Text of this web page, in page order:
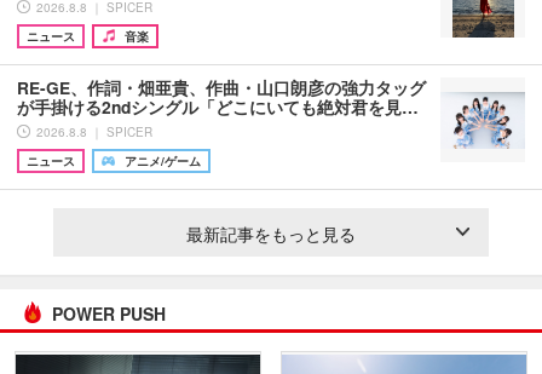
2026.8.8 ｜ SPICER
ニュース
音楽
RE-GE、作詞・畑亜貴、作曲・山口朗彦の強力タッグ
が手掛ける2ndシングル「どこにいても絶対君を見…
2026.8.8 ｜ SPICER
ニュース
アニメ/ゲーム
最新記事をもっと見る
POWER PUSH